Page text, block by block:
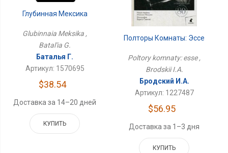
Глубинная Мексика
Glubinnaia Meksika ,
Batal'ia G.
Баталья Г.
Артикул: 1570695
$38.54
Доставка за 14–20 дней
КУПИТЬ
Полторы Комнаты: Эссе
Poltory komnaty: esse ,
Brodskii I.A.
Бродский И.А.
Артикул: 1227487
$56.95
Доставка за 1–3 дня
КУПИТЬ